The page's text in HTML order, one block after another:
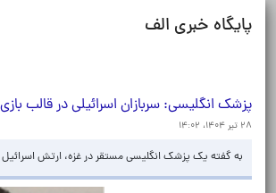
پایگاه خبری الف
پزشک انگلیسی: سربازان اسرائیلی در قالب
۲۸ تیر ۱۴۰۴، ۱۴:۰۲
به گفته یک پزشک انگلیسی مستقر در غزه، ارتش